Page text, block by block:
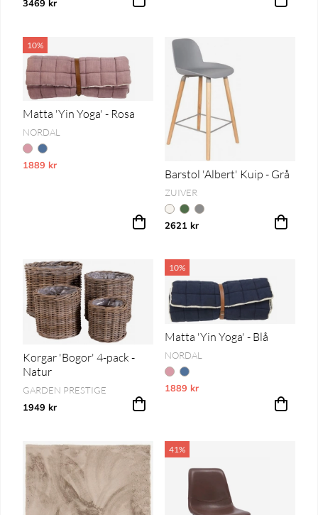
3469 kr
10%
Matta 'Yin Yoga' - Rosa
NORDAL
1889 kr
Vårt lägsta pris 1-30 dagar innan prissänkning
Barstol 'Albert' Kuip - Grå
ZUIVER
2621 kr
Korgar 'Bogor' 4-pack -
Natur
GARDEN PRESTIGE
1949 kr
10%
Matta 'Yin Yoga' - Blå
NORDAL
1889 kr
Vårt lägsta pris 1-30 dagar innan
41%